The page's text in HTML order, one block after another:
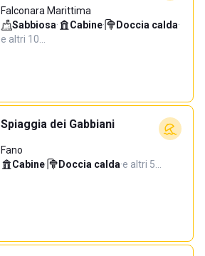
Falconara Marittima
Sabbiosa· Cabine· Doccia calda·
e altri 10…
Spiaggia dei Gabbiani
Fano
Cabine· Doccia calda·e altri 5…